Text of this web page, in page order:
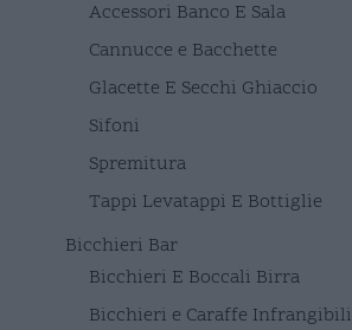
Accessori Banco E Sala
Cannucce e Bacchette
Glacette E Secchi Ghiaccio
Sifoni
Spremitura
Tappi Levatappi E Bottiglie
Bicchieri Bar
Bicchieri E Boccali Birra
Bicchieri e Caraffe Infrangibili